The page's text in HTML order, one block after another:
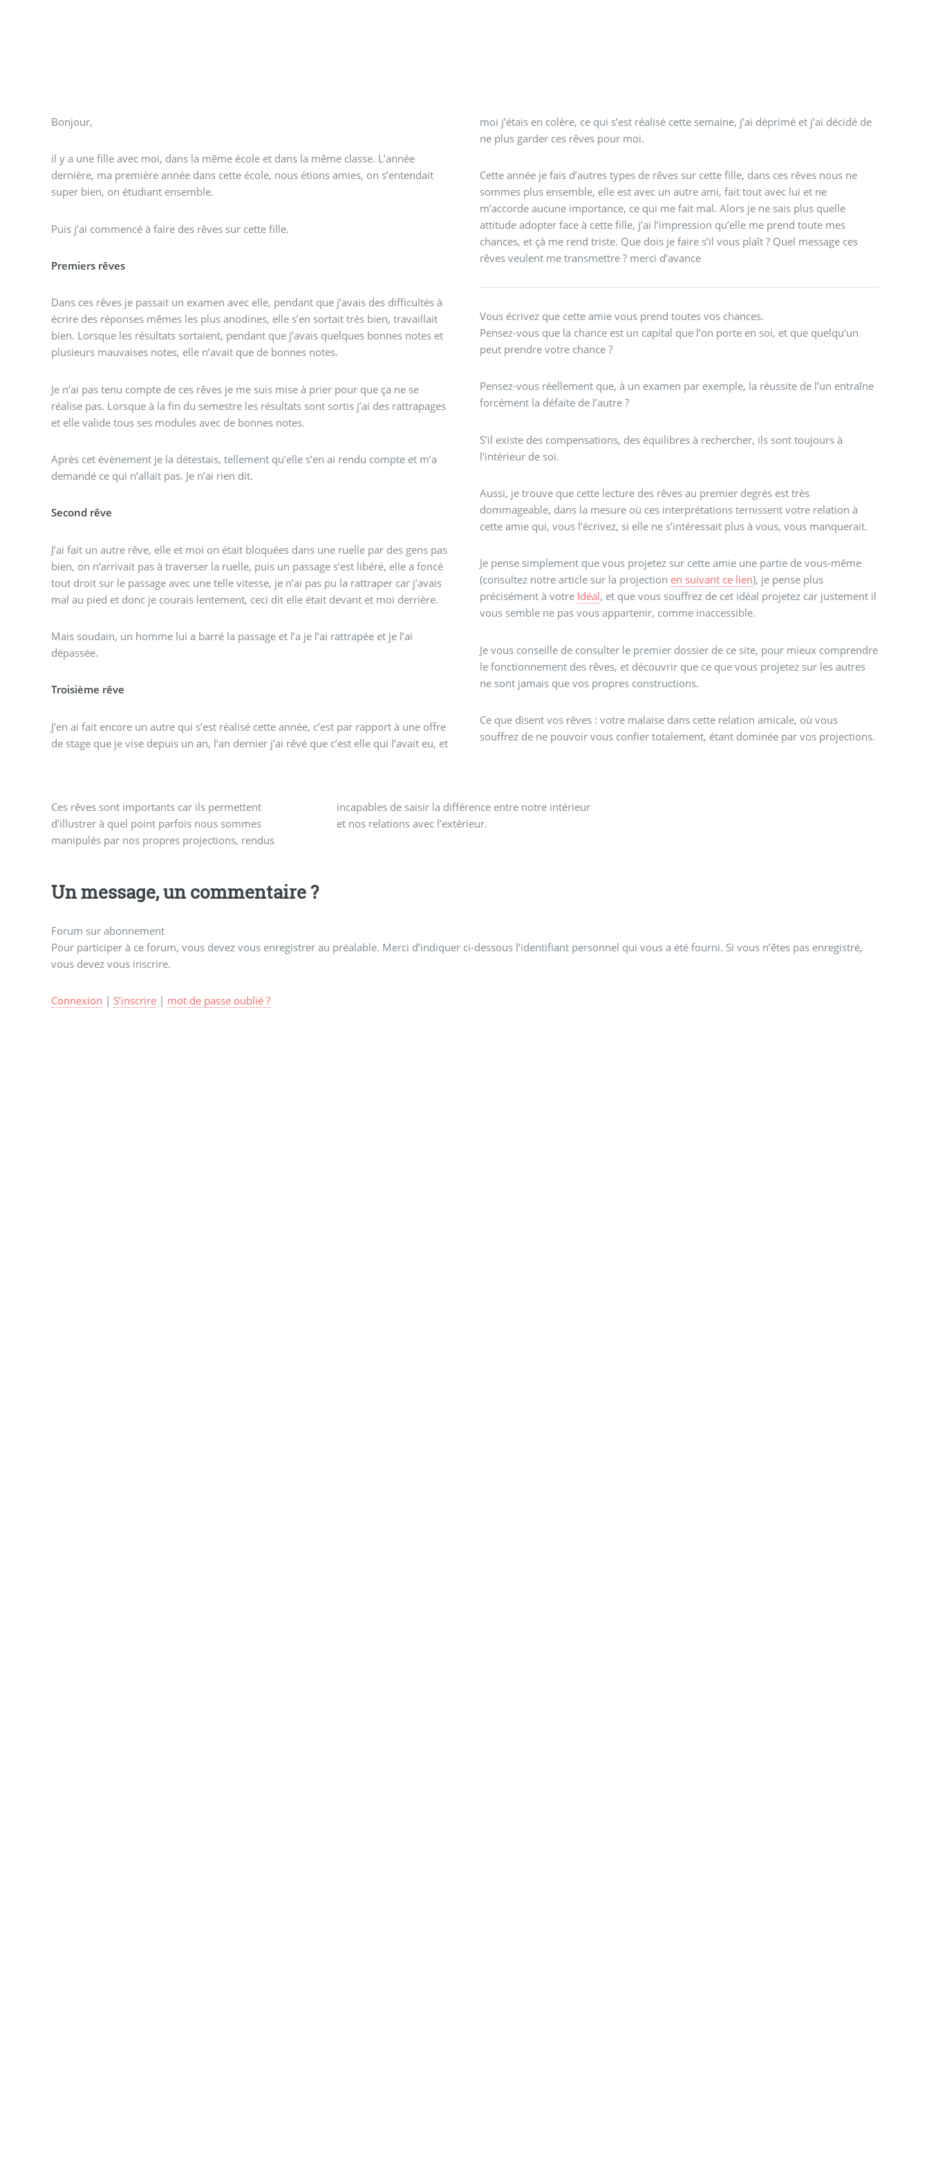
Bonjour,
il y a une fille avec moi, dans la même école et dans la même classe. L’année
dernière, ma première année dans cette école, nous étions amies, on s’entendait
super bien, on étudiant ensemble.
Puis j’ai commencé à faire des rêves sur cette fille.
Premiers rêves
Dans ces rêves je passait un examen avec elle, pendant que j’avais des difficultés à
écrire des réponses mêmes les plus anodines, elle s’en sortait très bien, travaillait
bien. Lorsque les résultats sortaient, pendant que j’avais quelques bonnes notes et
plusieurs mauvaises notes, elle n’avait que de bonnes notes.
Je n’ai pas tenu compte de ces rêves je me suis mise à prier pour que ça ne se
réalise pas. Lorsque à la fin du semestre les résultats sont sortis j’ai des rattrapages
et elle valide tous ses modules avec de bonnes notes.
Après cet évènement je la détestais, tellement qu’elle s’en ai rendu compte et m’a
demandé ce qui n’allait pas. Je n’ai rien dit.
Second rêve
J’ai fait un autre rêve, elle et moi on était bloquées dans une ruelle par des gens pas
bien, on n’arrivait pas à traverser la ruelle, puis un passage s’est libéré, elle a foncé
tout droit sur le passage avec une telle vitesse, je n’ai pas pu la rattraper car j’avais
mal au pied et donc je courais lentement, ceci dit elle était devant et moi derrière.
Mais soudain, un homme lui a barré la passage et l’a je l’ai rattrapée et je l’ai
dépassée.
Troisième rêve
J’en ai fait encore un autre qui s’est réalisé cette année, c’est par rapport à une offre
de stage que je vise depuis un an, l’an dernier j’ai rêvé que c’est elle qui l’avait eu, et
moi j’étais en colère, ce qui s’est réalisé cette semaine, j’ai déprimé et j’ai décidé de
ne plus garder ces rêves pour moi.
Cette année je fais d’autres types de rêves sur cette fille, dans ces rêves nous ne
sommes plus ensemble, elle est avec un autre ami, fait tout avec lui et ne
m’accorde aucune importance, ce qui me fait mal. Alors je ne sais plus quelle
attitude adopter face à cette fille, j’ai l’impression qu’elle me prend toute mes
chances, et çà me rend triste. Que dois je faire s’il vous plaît ? Quel message ces
rêves veulent me transmettre ? merci d’avance
Vous écrivez que cette amie vous prend toutes vos chances.
Pensez-vous que la chance est un capital que l’on porte en soi, et que quelqu’un
peut prendre votre chance ?
Pensez-vous réellement que, à un examen par exemple, la réussite de l’un entraîne
forcément la défaite de l’autre ?
S’il existe des compensations, des équilibres à rechercher, ils sont toujours à
l’intérieur de soi.
Aussi, je trouve que cette lecture des rêves au premier degrés est très
dommageable, dans la mesure où ces interprétations ternissent votre relation à
cette amie qui, vous l’écrivez, si elle ne s’intéressait plus à vous, vous manquerait.
Je pense simplement que vous projetez sur cette amie une partie de vous-même
(consultez notre article sur la projection en suivant ce lien), je pense plus
précisément à votre Idéal, et que vous souffrez de cet idéal projetez car justement il
vous semble ne pas vous appartenir, comme inaccessible.
Je vous conseille de consulter le premier dossier de ce site, pour mieux comprendre
le fonctionnement des rêves, et découvrir que ce que vous projetez sur les autres
ne sont jamais que vos propres constructions.
Ce que disent vos rêves : votre malaise dans cette relation amicale, où vous
souffrez de ne pouvoir vous confier totalement, étant dominée par vos projections.
Ces rêves sont importants car ils permettent
d’illustrer à quel point parfois nous sommes
manipulés par nos propres projections, rendus
incapables de saisir la différence entre notre intérieur
et nos relations avec l’extérieur.
Un message, un commentaire ?
Forum sur abonnement
Pour participer à ce forum, vous devez vous enregistrer au préalable. Merci d’indiquer ci-dessous l’identifiant personnel qui vous a été fourni. Si vous n’êtes pas enregistré,
vous devez vous inscrire.
Connexion | S’inscrire| mot de passe oublié ?